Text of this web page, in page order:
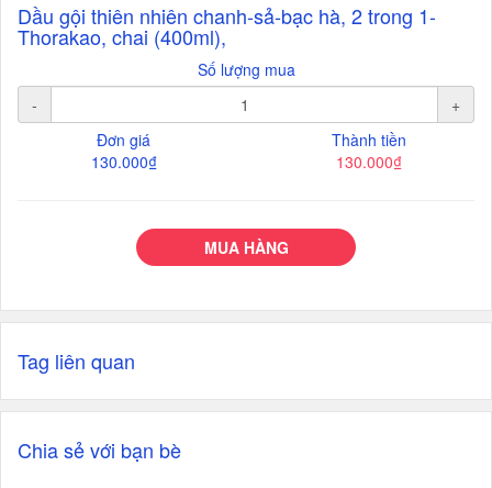
Dầu gội thiên nhiên chanh-sả-bạc hà, 2 trong 1-
Thorakao, chai (400ml),
Số lượng mua
-
+
Đơn giá
130.000₫
Thành tiền
130.000₫
MUA HÀNG
Tag liên quan
Chia sẻ với bạn bè